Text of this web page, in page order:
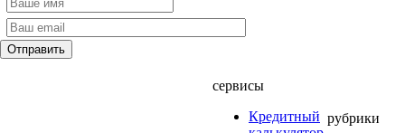
сервисы
Кредитный рубрики